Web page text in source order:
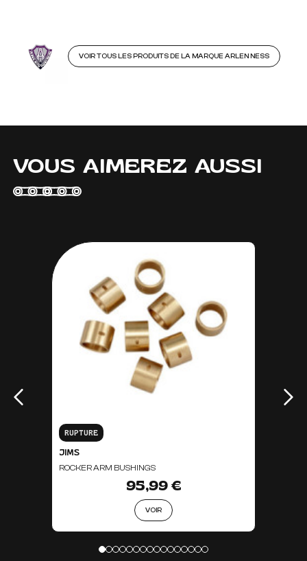
VOIR TOUS LES PRODUITS DE LA MARQUE ARLEN NESS
VOUS AIMEREZ AUSSI
RUPTURE
JIMS
ROCKER ARM BUSHINGS
95,99 €
VOIR